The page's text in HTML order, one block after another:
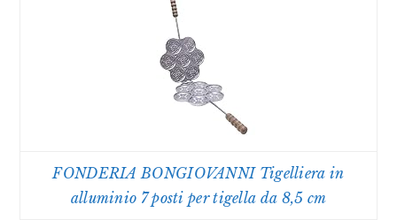
FONDERIA BONGIOVANNI Tigelliera in
alluminio 7 posti per tigella da 8,5 cm